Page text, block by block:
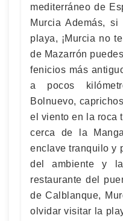
mediterráneo de
Murcia Además,
playa, ¡Murcia no
de Mazarrón
fenicios más
a pocos
Bolnuevo,
el viento en la roca
cerca de la
enclave tranquilo y
del ambiente y
restaurante del
de Calblanque,
olvidar visitar la